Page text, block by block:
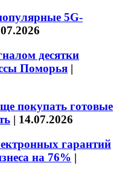
5G-
десятки
Поморья |
покупать готовые
| 14.07.2026
гарантий
на 76% |